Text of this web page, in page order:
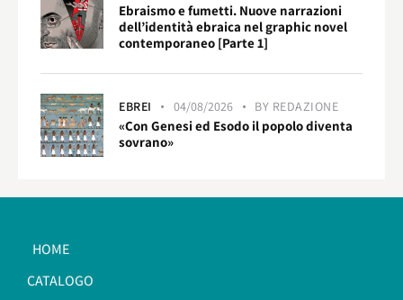
Ebraismo e fumetti. Nuove narrazioni
dell’identità ebraica nel graphic novel
contemporaneo [Parte 1]
EBREI 04/08/2026 BY REDAZIONE
«Con Genesi ed Esodo il popolo diventa
sovrano»
HOME
CATALOGO